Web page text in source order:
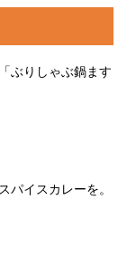
ぶりしゃぶ鍋ます
パイスカレーを。